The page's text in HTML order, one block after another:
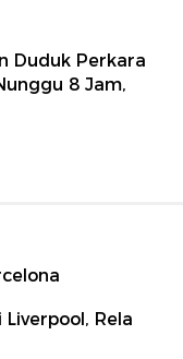
Duduk Perkara
8 Jam,
Rela